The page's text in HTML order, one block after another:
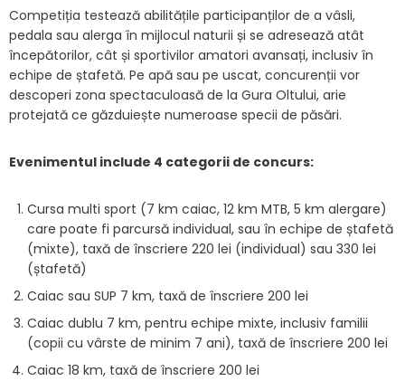
Competiția testează abilitățile participanților de a vâsli,
pedala sau alerga în mijlocul naturii și se adresează atât
începătorilor, cât și sportivilor amatori avansați, inclusiv în
echipe de ștafetă. Pe apă sau pe uscat, concurenții vor
descoperi zona spectaculoasă de la Gura Oltului, arie
protejată ce găzduiește numeroase specii de păsări.
Evenimentul include 4 categorii de concurs:
Cursa multi sport (7 km caiac, 12 km MTB, 5 km alergare)
care poate fi parcursă individual, sau în echipe de ștafetă
(mixte), taxă de înscriere 220 lei (individual) sau 330 lei
(ștafetă)
Caiac sau SUP 7 km, taxă de înscriere 200 lei
Caiac dublu 7 km, pentru echipe mixte, inclusiv familii
(copii cu vârste de minim 7 ani), taxă de înscriere 200 lei
Caiac 18 km, taxă de înscriere 200 lei